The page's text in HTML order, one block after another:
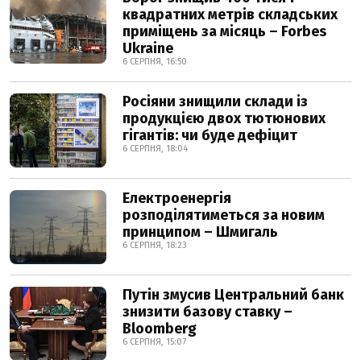
квадратних метрів складських
приміщень за місяць – Forbes
Ukraine
6 СЕРПНЯ, 16:50
Росіяни знищили склади із
продукцією двох тютюнових
гігантів: чи буде дефіцит
6 СЕРПНЯ, 18:04
Електроенергія
розподілятиметься за новим
принципом – Шмигаль
6 СЕРПНЯ, 18:23
Путін змусив Центральний банк
знизити базову ставку –
Bloomberg
6 СЕРПНЯ, 15:07